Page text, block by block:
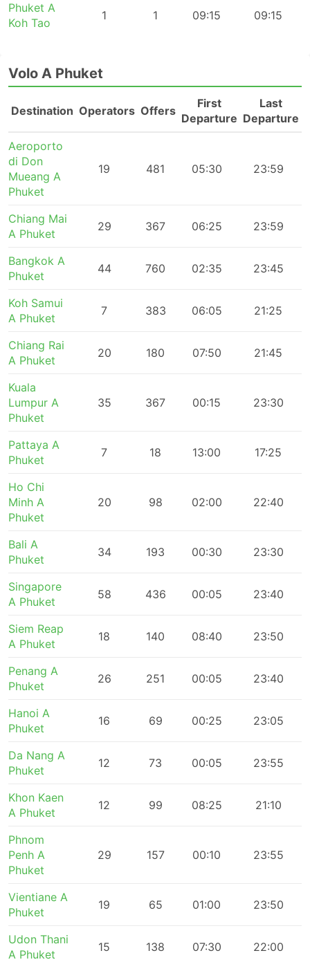
Phuket A
Koh Tao
1 1 09:15 09:15
Volo A Phuket
Destination Operators Offers
First
Departure
Last
Departure
Aeroporto
di Don
Mueang A
Phuket
19 481 05:30 23:59
Chiang Mai
A Phuket
29 367 06:25 23:59
Bangkok A
Phuket
44 760 02:35 23:45
Koh Samui
A Phuket
7 383 06:05 21:25
Chiang Rai
A Phuket
20 180 07:50 21:45
Kuala
Lumpur A
Phuket
35 367 00:15 23:30
Pattaya A
Phuket
7 18 13:00 17:25
Ho Chi
Minh A
Phuket
20 98 02:00 22:40
Bali A
Phuket
34 193 00:30 23:30
Singapore
A Phuket
58 436 00:05 23:40
Siem Reap
A Phuket
18 140 08:40 23:50
Penang A
Phuket
26 251 00:05 23:40
Hanoi A
Phuket
16 69 00:25 23:05
Da Nang A
Phuket
12 73 00:05 23:55
Khon Kaen
A Phuket
12 99 08:25 21:10
Phnom
Penh A
Phuket
29 157 00:10 23:55
Vientiane A
Phuket
19 65 01:00 23:50
Udon Thani
A Phuket
15 138 07:30 22:00